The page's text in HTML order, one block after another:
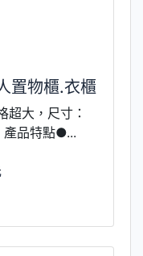
置物櫃.衣櫃
超大，尺寸：
品特點●...